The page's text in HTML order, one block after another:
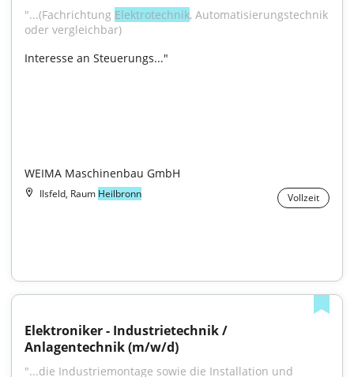
"...(Fachrichtung Elektrotechnik, Automatisierungstechnik
oder vergleichbar)
Interesse an Steuerungs..."
WEIMA Maschinenbau GmbH
Ilsfeld, Raum Heilbronn Vollzeit
Elektroniker - Industrietechnik /
Anlagentechnik (m/w/d)
"...die Industriemontage sowie die Installation und